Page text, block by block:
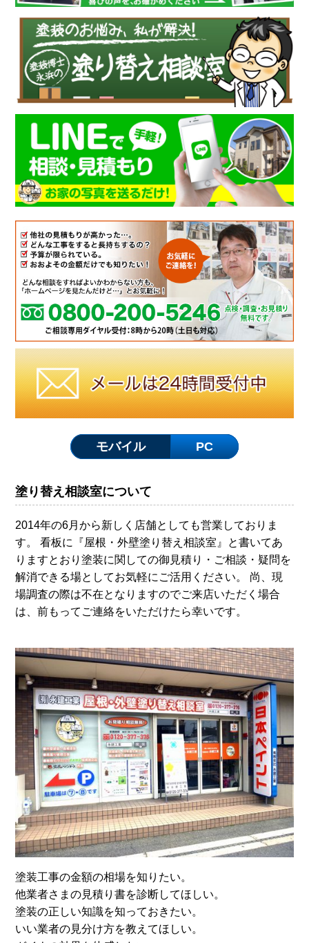
モバイル PC
塗り替え相談室について
2014年の6月から新しく店舗としても営業しておりま
す。 看板に『屋根・外壁塗り替え相談室』と書いてあ
りますとおり塗装に関しての御見積り・ご相談・疑問を
解消できる場としてお気軽にご活用ください。 尚、現
場調査の際は不在となりますのでご来店いただく場合
は、前もってご連絡をいただけたら幸いです。
塗装工事の金額の相場を知りたい。
他業者さまの見積り書を診断してほしい。
塗装の正しい知識を知っておきたい。
いい業者の見分け方を教えてほしい。